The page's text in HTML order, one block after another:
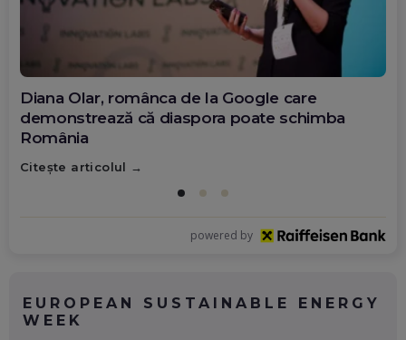
Diana Olar, românca de la Google care
demonstrează că diaspora poate schimba
România
Citește articolul
powered by
EUROPEAN SUSTAINABLE ENERGY
WEEK